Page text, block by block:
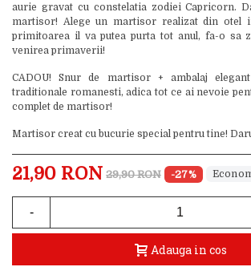
aurie gravat cu constelatia zodiei Capricorn.
martisor! Alege un martisor realizat din otel
primitoarea il va putea purta tot anul, fa-o sa
venirea primaverii!
CADOU! Snur de martisor + ambalaj
traditionale romanesti, adica tot ce ai nevoie
complet de martisor!
Martisor creat cu bucurie special pentru tine!
21,90 RON 29,90 RON -27%
-
Adauga in cos